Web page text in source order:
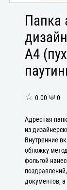
Папка
А4
☆ 0.00 💬 0
Адресная
из
Внутренние
обложку
фольгой
документов,